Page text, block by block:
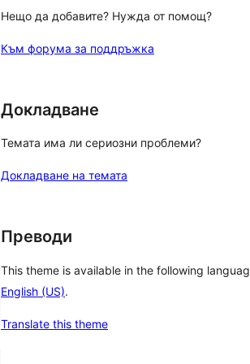
Нещо да добавите? Нужда от помощ?
Към форума за поддръжка
Докладване
Темата има ли сериозни проблеми?
Докладване на темата
Преводи
This theme is available in the following
English (US).
Translate this theme